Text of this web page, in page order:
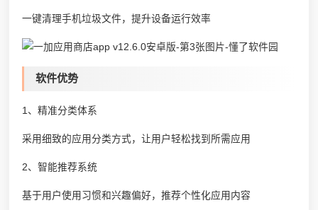
一键清理手机垃圾文件，提升设备运行效率
软件优势
1、精准分类体系
采用细致的应用分类方式，让用户轻松找到所需应用
2、智能推荐系统
基于用户使用习惯和兴趣偏好，推荐个性化应用内容